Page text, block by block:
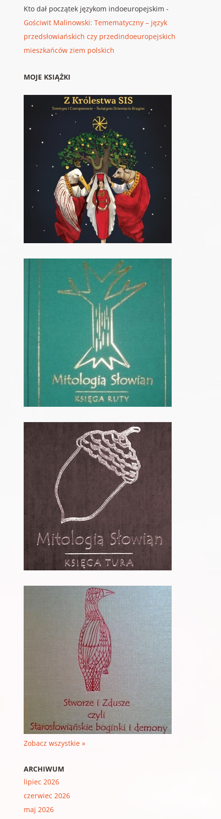
Kto dał początek językom indoeuropejskim -
Gościwit Malinowski: Temematyczny – język
przedsłowiańskich czy przedindoeuropejskich
mieszkańców ziem polskich
MOJE KSIĄŻKI
Zobacz wszystkie »
ARCHIWUM
lipiec 2026
czerwiec 2026
maj 2026